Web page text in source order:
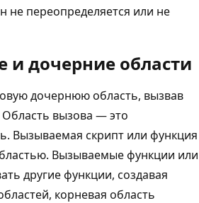
не переопределяется или не
и дочерние области
дочернюю область, вызвав
вызова — это
Вызываемая скрипт или функция
Вызываемые функции или
другие функции, создавая
корневая область